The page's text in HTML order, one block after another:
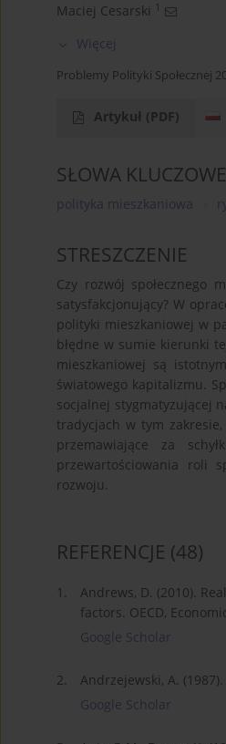
Maciej Cesarski 1
Więcej
Problemy Polityki Społecznej
Artykuł (PDF)
SŁOWA KLUCZOWE
polityka mieszkaniowa
STRESZCZENIE
Czy rozwój społecznego
satysfakcjonujący? W
polityki mieszkaniowej w
błędne w sumie kierunki
mieszkaniowej są
światowego kapitalizmu.
socjalnej stygmatyzującej
tradycjach w tym
przemawiające za
przewartościowania roli
rozwoju.
REFERENCJE (48)
1.
Andrews, D. (2010).
factors. OECD,
Google Scholar
2.
Andrzejewski, A.
Google Scholar